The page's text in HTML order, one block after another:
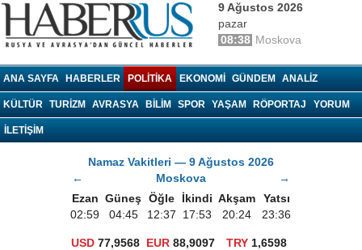
9 Ağustos 2026
pazar
08:38 Moskova
ANA SAYFA HABERLER POLITIKA EKONOMI GÜNDEM ANALIZ
KÜLTÜR TURIZM AVRASYA BILIM SPOR YAŞAM RÖPORTAJ YORUM
İLETİŞİM
Namaz Vakitleri — 9 Ağustos 2026
←
Moskova
→
Ezan Güneş Öğle İkindi Akşam
Yatsı
02:59
04:45 12:37 17:53 20:24 23:36
USD 77,9568 EUR 88,9097 TRY1,6598